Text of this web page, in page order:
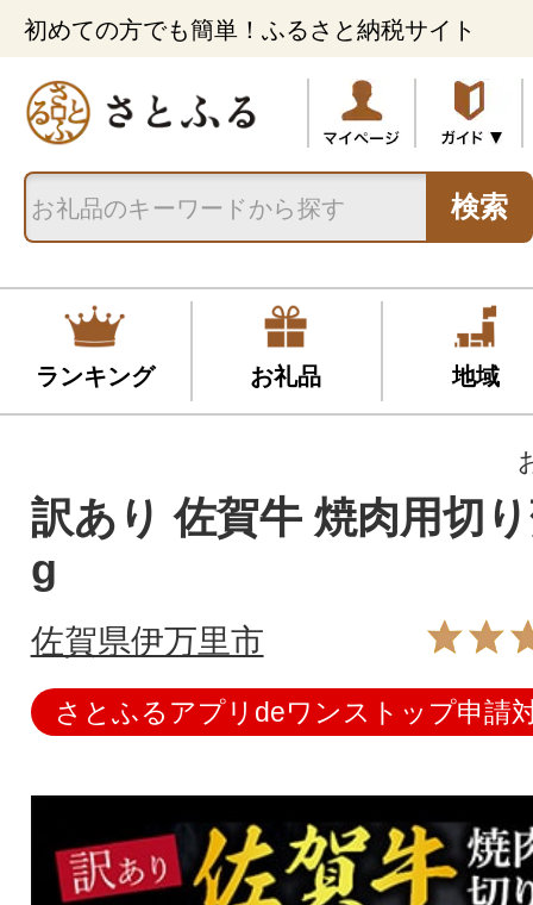
初めての方でも簡単！ふるさと納税サイト
検索
ランキング お礼品 地域
訳あり 佐賀牛 焼肉用切
g
佐賀県伊万里市
さとふるアプリdeワンストップ申請